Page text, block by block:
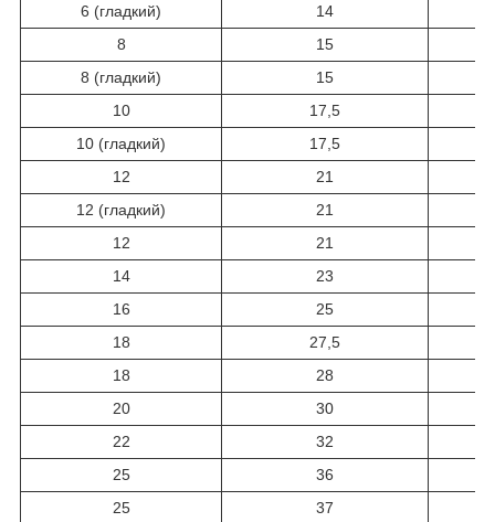
6 (гладкий)
14
8
15
8 (гладкий)
15
10
17,5
10 (гладкий)
17,5
12
21
12 (гладкий)
21
12
21
14
23
16
25
18
27,5
18
28
20
30
22
32
25
36
25
37